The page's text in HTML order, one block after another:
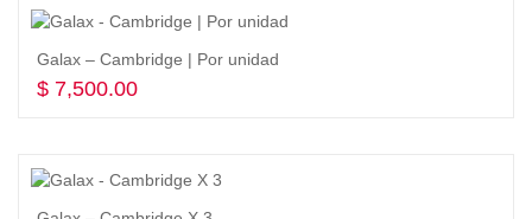
Galax – Cambridge | Por unidad
$ 7,500.00